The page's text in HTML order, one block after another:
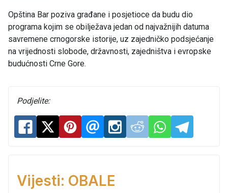
Opština Bar poziva građane i posjetioce da budu dio
programa kojim se obilježava jedan od najvažnijih datuma
savremene crnogorske istorije, uz zajedničko podsjećanje
na vrijednosti slobode, državnosti, zajedništva i evropske
budućnosti Crne Gore.
Podjelite:
Vijesti: OBALE